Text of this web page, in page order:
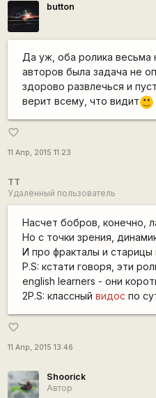
button
Да уж, оба ролика
авторов была задача не
здорово развлечься и
верит всему, что видит :)
favorite_border
11 Апр, 2015 11:23
TT
Удалённый пользователь
Насчет бобров, конечно,
Но с точки зрения,
И про фракталы и старицы
P.S: кстати говоря, эти
english learners - они
2P.S: классный видос по
favorite_border
11 Апр, 2015 13:46
Shoorick
Автор